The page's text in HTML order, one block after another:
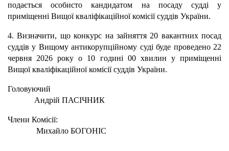
подається особисто кандидатом на посаду судді у
приміщенні Вищої кваліфікаційної комісії суддів України.
4. Визначити, що конкурс на зайняття 20 вакантних посад
суддів у Вищому антикорупційному суді буде проведено 22
червня 2026 року о 10 годині 00 хвилин у приміщенні
Вищої кваліфікаційної комісії суддів України.
Головуючий
Андрій ПАСІЧНИК
Члени Комісії:
Михайло БОГОНІС